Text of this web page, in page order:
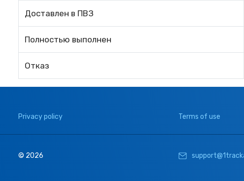
Доставлен в ПВЗ
Полностью выполнен
Отказ
Privacy policy Terms of use
© 2026